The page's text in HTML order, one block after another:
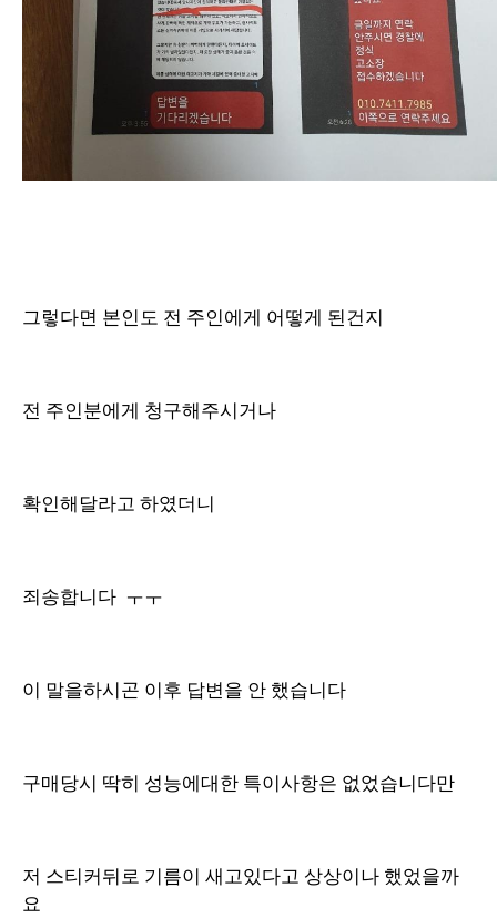
그렇다면 본인도 전 주인에게 어떻게 된건지
전 주인분에게 청구해주시거나
확인해달라고 하였더니
죄송합니다 ㅜㅜ
이 말을하시곤 이후 답변을 안 했습니다
구매당시 딱히 성능에대한 특이사항은 없었습니다만
저 스티커뒤로 기름이 새고있다고 상상이나 했었을까
요